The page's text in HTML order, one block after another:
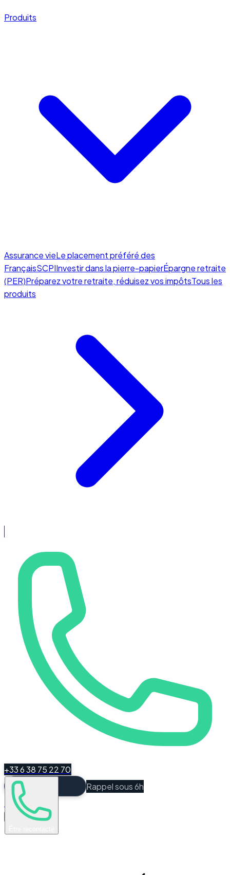
Produits
Assurance vieLe placement préféré des
FrançaisSCPIInvestir dans la pierre-papierÉpargne retraite
(PER)Préparez votre retraite, réduisez vos impôtsTous les
produits
+33 6 38 75 22 70
Rappel sous 6h
Espace Client